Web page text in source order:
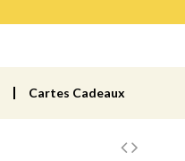
Cartes Cadeaux